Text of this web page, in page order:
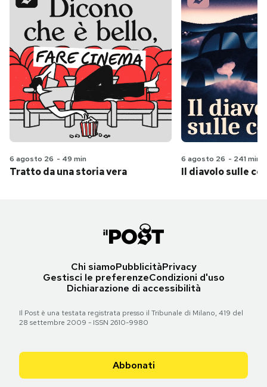
6 agosto 26 - 49 min
Tratto da una storia vera
6 agosto 26 - 241 min
Il diavolo sulle
Chi siamoPubblicitàPrivacy
Gestisci le preferenzeCondizioni d'uso
Dichiarazione di accessibilità
Il Post è una testata registrata presso il Tribunale di Milano, 419 del
28 settembre 2009 - ISSN 2610-9980
Abbonati